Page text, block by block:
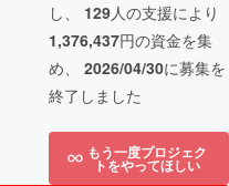
し、 129人の支援により
1,376,437円の資金を集
め、 2026/04/30に募集を
終了しました
もう一度プロジェク
トをやってほしい